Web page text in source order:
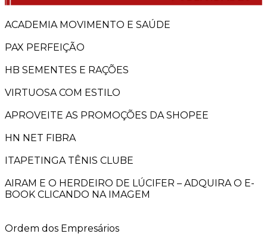
ACADEMIA MOVIMENTO E SAÚDE
PAX PERFEIÇÃO
HB SEMENTES E RAÇÕES
VIRTUOSA COM ESTILO
APROVEITE AS PROMOÇÕES DA SHOPEE
HN NET FIBRA
ITAPETINGA TÊNIS CLUBE
AIRAM E O HERDEIRO DE LÚCIFER – ADQUIRA O E-
BOOK CLICANDO NA IMAGEM
Ordem dos Empresários